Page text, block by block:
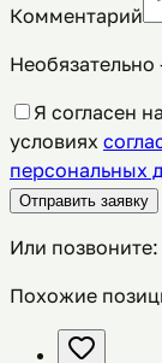
Комментарий
Я согласен
условиях
персональных
Отправить заявку
Или позвоните:
Похожие